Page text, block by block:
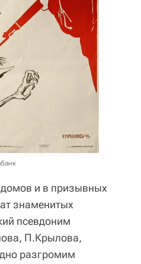
и в призывных
знаменитых
псевдоним
П.Крылова,
разгромим